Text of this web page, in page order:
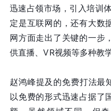
迅速占领市场，引入培训
定是互联网的，还有大数
网方面走出了关键的一步
供直播、VR视频等多种教
赵鸿峰提及的免费打法最
以免费的形式迅速占据了